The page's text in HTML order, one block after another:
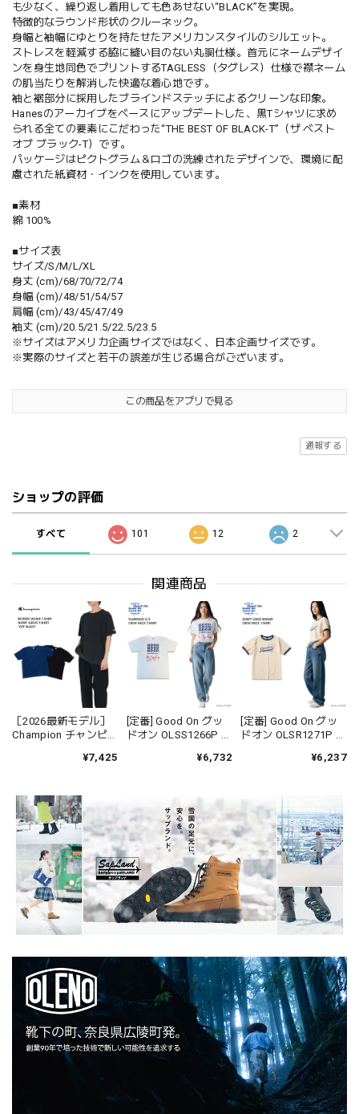
も少なく、繰り返し着用しても色あせない“BLACK”を実現。
特徴的なラウンド形状のクルーネック。
身幅と袖幅にゆとりを持たせたアメリカンスタイルのシルエット。
ストレスを軽減する脇に縫い目のない丸胴仕様。首元にネームデザイ
ンを身生地同色でプリントするTAGLESS（タグレス）仕様で襟ネーム
の肌当たりを解消した快適な着心地です。
袖と裾部分に採用したブラインドステッチによるクリーンな印象。
Hanesのアーカイブをベースにアップデートした、黒Tシャツに求め
られる全ての要素にこだわった“THE BEST OF BLACK-T”（ザ ベスト
オブ ブラック-T）です。
パッケージはピクトグラム＆ロゴの洗練されたデザインで、環境に配
慮された紙資材・インクを使用しています。
■素材
綿 100%
■サイズ表
サイズ/S/M/L/XL
身丈 (cm)/68/70/72/74
身幅 (cm)/48/51/54/57
肩幅 (cm)/43/45/47/49
袖丈 (cm)/20.5/21.5/22.5/23.5
※サイズはアメリカ企画サイズではなく、日本企画サイズです。
※実際のサイズと若干の誤差が生じる場合がございます。
この商品をアプリで見る
通報する
ショップの評価
すべて 101 12 2
関連商品
［2026最新モデル］
Champion チャンピオ
ウィーブ ショートス
¥7,425
[定番] Good On グッ
ドオン OLSS1266P フ
S/S Tシャツ 半袖
ックス 日本製
¥6,732
[定番] Good On グッ
ドオン OLSR1271P ス
ー Tシャツ RINGER 半
セックス 日本製
¥6,237